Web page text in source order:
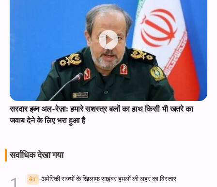
सरदार इब्न अल-रेज़ा: हमारे सशस्त्र बलों का हाथ किसी भी खतरे का
जवाब देने के लिए भरा हुआ है
सर्वाधिक देखा गया
सेवा अमेरिकी राज्यों के खिलाफ साइबर हमलों की लहर का विस्तार